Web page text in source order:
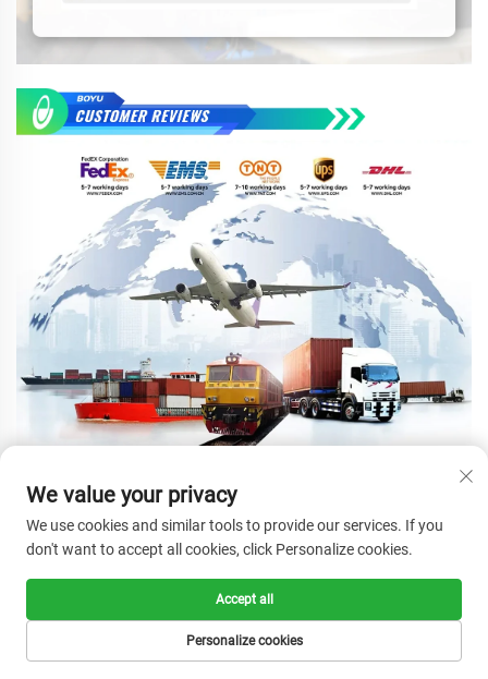
Q1 : Êtes-vous une usine ou une société de commerce ?
We value your privacy
We use cookies and similar tools to provide our services. If you
don't want to accept all cookies, click Personalize cookies.
Personalize cookies
Accept all